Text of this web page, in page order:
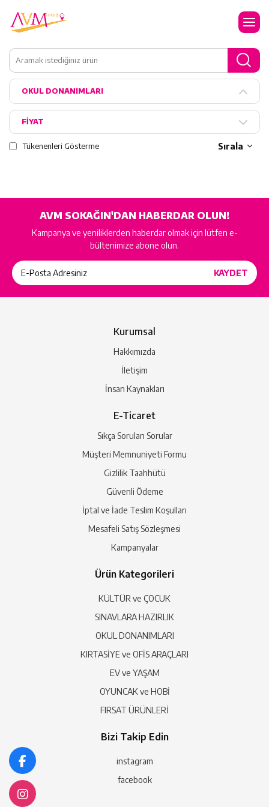
OKUL DONANIMLARI
FİYAT
Tükenenleri Gösterme Sırala
AVM SOKAĞIN'DAN HABERDAR OLUN!
Kampanya ve yeniliklerden haberdar olmak için lütfen e-
bültenimize abone olun.
Kurumsal
Hakkımızda
İletişim
İnsan Kaynakları
E-Ticaret
Sıkça Sorulan Sorular
Müşteri Memnuniyeti Formu
Gizlilik Taahhütü
Güvenli Ödeme
İptal ve İade Teslim Koşulları
Mesafeli Satış Sözleşmesi
Kampanyalar
Ürün Kategorileri
KÜLTÜR ve ÇOCUK
SINAVLARA HAZIRLIK
OKUL DONANIMLARI
KIRTASİYE ve OFİS ARAÇLARI
EV ve YAŞAM
OYUNCAK ve HOBİ
FIRSAT ÜRÜNLERİ
Bizi Takip Edin
instagram
facebook